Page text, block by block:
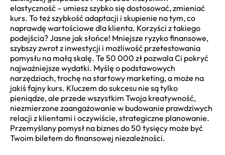
elastyczność – umiesz szybko się dostosować, zmieniać
kurs. To też szybkość adaptacji i skupienie na tym, co
naprawdę wartościowe dla klienta. Korzyści z takiego
podejścia? Jasne jak słońce! Mniejsze ryzyko finansowe,
szybszy zwrot z inwestycji i możliwość przetestowania
pomysłu na małą skalę. Te 50 000 zł pozwala Ci pokryć
najważniejsze wydatki. Myślę o podstawowych
narzędziach, trochę na startowy marketing, a może na
jakiś fajny kurs. Kluczem do sukcesu nie są tylko
pieniądze, ale przede wszystkim Twoja kreatywność,
niezmierzone zaangażowanie w budowanie prawdziwych
relacji z klientami i oczywiście, strategiczne planowanie.
Przemyślany pomysł na biznes do 50 tysięcy może być
Twoim biletem do finansowej niezależności.